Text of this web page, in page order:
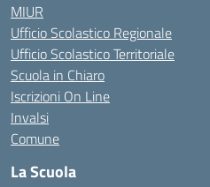
MIUR
Ufficio Scolastico Regionale
Ufficio Scolastico Territoriale
Scuola in Chiaro
Iscrizioni On Line
Invalsi
Comune
La Scuola